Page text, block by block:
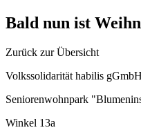
Bald nun ist
Zurück zur Übersicht
Volkssolidarität habilis gGmbH
Seniorenwohnpark
Winkel 13a